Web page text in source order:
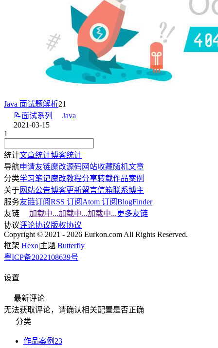
Java 面试题解析21
📝面试系列
Java
2021-03-15
1
统计文章统计博客统计
导航申请友链魔改源码 网站收藏随机文章
分类学习笔记魔改教程分享转载作品案例
关于网站公告博客更新留言信箱联系博主
服务友链订阅RSS 订阅 Atom 订阅BlogFinder
友链
加载中...加载中...加载中...更多友链
协议评论协议版权协议
Copyright © 2021 - 2026 Eurkon.com All Rights Reserved.
框架 Hexo|主题 Butterfly
粤ICP备2022108639号
设置
最新评论
无法获取评论，请确认相关配置是否正确
分类
作品案例 23